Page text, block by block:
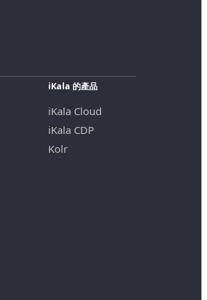
iKala 的產品
iKala Cloud
iKala CDP
Kolr